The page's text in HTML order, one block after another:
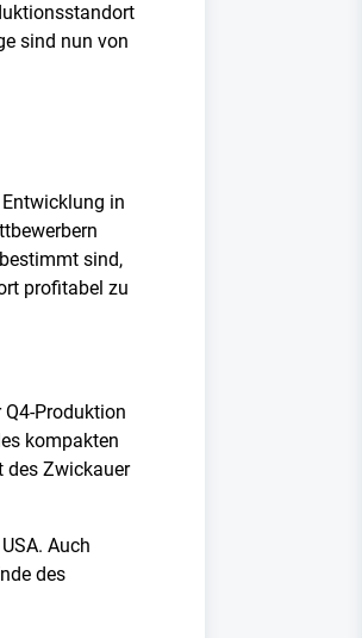
sind nun von
in
sind,
profitabel zu
Produktion
kompakten
des Zwickauer
Auch
des